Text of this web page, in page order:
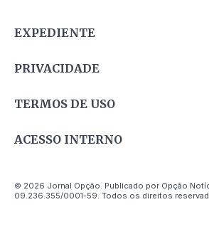
EXPEDIENTE
PRIVACIDADE
TERMOS DE USO
ACESSO INTERNO
© 2026 Jornal Opção. Publicado por Opção
09.236.355/0001-59. Todos os direitos